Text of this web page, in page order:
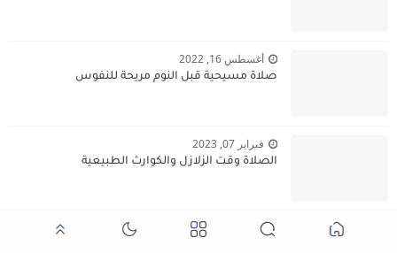
أغسطس 16, 2022
صلاة مسيحية قبل النوم مريحة للنفوس
فبراير 07, 2023
الصلاة وقت الزلازل والكوارث الطبيعية
أبريل 10, 2024